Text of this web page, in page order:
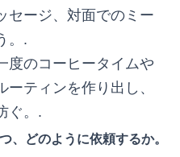
セージ、対面でのミー
。.
度のコーヒータイムや
ティンを作り出し、
ぐ。.
、どのように依頼するか。